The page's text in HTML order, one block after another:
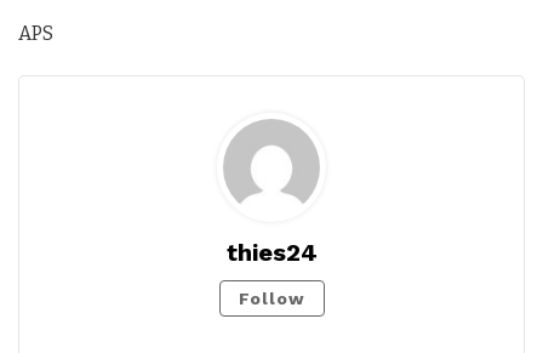
APS
thies24
Follow